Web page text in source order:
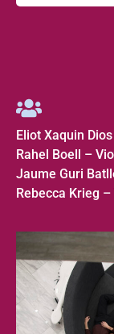
Eliot Xaquin
Rahel Boell –
Jaume Guri
Rebecca Krieg